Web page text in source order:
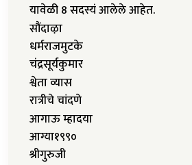
यावेळी 8 सदस्यं आलेले आहेत.
सौंदाऴा
धर्मराजमुटके
चंद्रसूर्यकुमार
श्वेता व्यास
रात्रीचे चांदणे
आगाऊ म्हादया
आग्या१९९०
श्रीगुरुजी